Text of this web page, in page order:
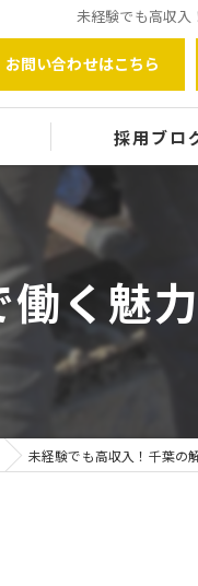
未経験でも高収入
お問い合わせはこちら
採用ブロ
く魅
未経験でも高収入！千葉の